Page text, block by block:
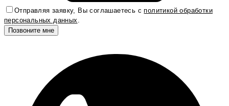
Отправляя заявку, Вы соглашаетесь сполитикой обработки
персональных данных